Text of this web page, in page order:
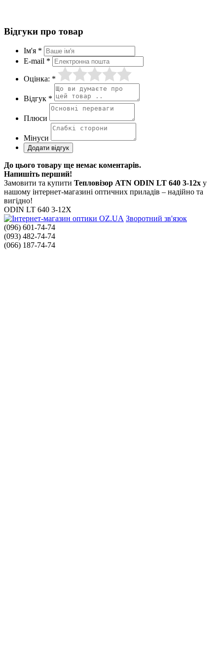
Відгуки про товар
Ім'я *
E-mail *
Оцінка: *
Відгук *
Плюси
Мінуси
До цього товару ще немає коментарів.
Напишіть перший!
Замовити та купити Тепловізор ATN ODIN LT 640 3-12x у
нашому інтернет-магазині оптичних приладів – надійно та
вигідно!
ODIN LT 640 3-12X
Зворотний зв'язок
(096) 601-74-74
(093) 482-74-74
(066) 187-74-74